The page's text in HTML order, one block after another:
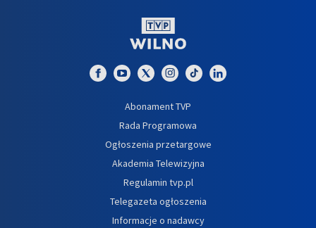
Abonament TVP
Rada Programowa
Ogłoszenia przetargowe
Akademia Telewizyjna
Regulamin tvp.pl
Telegazeta ogłoszenia
Informacje o nadawcy